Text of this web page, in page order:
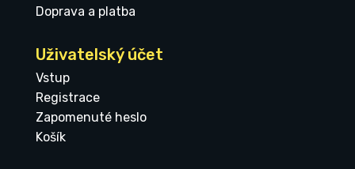
Doprava a platba
Uživatelský účet
Vstup
Registrace
Zapomenuté heslo
Košík